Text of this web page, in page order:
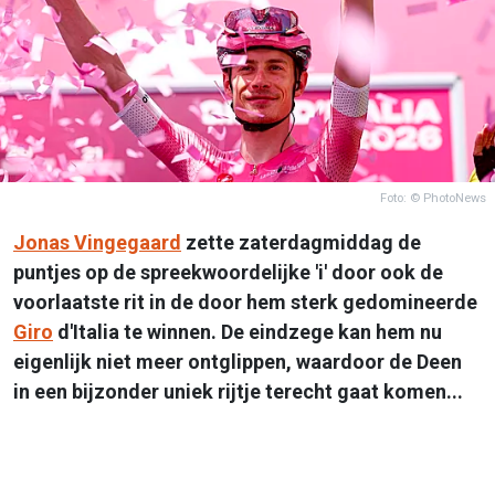
Foto: © PhotoNews
Jonas Vingegaard zette zaterdagmiddag de
puntjes op de spreekwoordelijke 'i' door ook de
voorlaatste rit in de door hem sterk gedomineerde
Giro d'Italia te winnen. De eindzege kan hem nu
eigenlijk niet meer ontglippen, waardoor de Deen
in een bijzonder uniek rijtje terecht gaat komen...